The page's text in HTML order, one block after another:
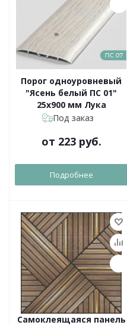
Порог одноуровневый
"Ясень белый ПС 01"
25х900 мм Лука
Под заказ
от 223 руб.
Подробнее
Самоклеящаяся панель